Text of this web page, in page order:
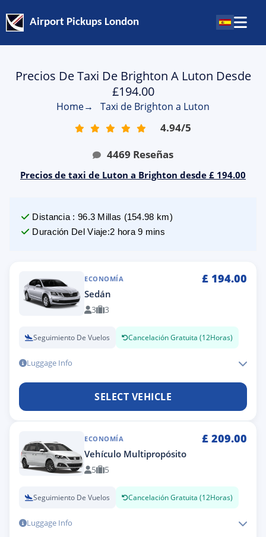
Airport Pickups London
Precios De Taxi De Brighton A Luton Desde
£194.00
Home→ Taxi de Brighton a Luton
4.94/5
4469 Reseñas
Precios de taxi de Luton a Brighton desde £ 194.00
Distancia : 96.3 Millas (154.98 km)
Duración Del Viaje:2 hora 9 mins
ECONOMÍA £ 194.00
Sedán
3 3
Seguimiento De Vuelos Cancelación Gratuita (12Horas)
Luggage Info
SELECT VEHICLE
ECONOMÍA £ 209.00
Vehículo Multipropósito
5 5
Seguimiento De Vuelos Cancelación Gratuita (12Horas)
Luggage Info